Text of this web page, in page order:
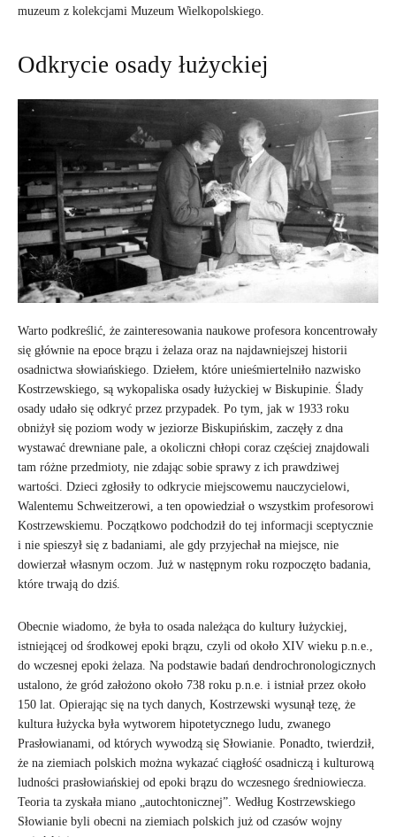
muzeum z kolekcjami Muzeum Wielkopolskiego.
Odkrycie osady łużyckiej
Warto podkreślić, że zainteresowania naukowe profesora koncentrowały
się głównie na epoce brązu i żelaza oraz na najdawniejszej historii
osadnictwa słowiańskiego. Dziełem, które unieśmiertelniło nazwisko
Kostrzewskiego, są wykopaliska osady łużyckiej w Biskupinie. Ślady
osady udało się odkryć przez przypadek. Po tym, jak w 1933 roku
obniżył się poziom wody w jeziorze Biskupińskim, zaczęły z dna
wystawać drewniane pale, a okoliczni chłopi coraz częściej znajdowali
tam różne przedmioty, nie zdając sobie sprawy z ich prawdziwej
wartości. Dzieci zgłosiły to odkrycie miejscowemu nauczycielowi,
Walentemu Schweitzerowi, a ten opowiedział o wszystkim profesorowi
Kostrzewskiemu. Początkowo podchodził do tej informacji sceptycznie
i nie spieszył się z badaniami, ale gdy przyjechał na miejsce, nie
dowierzał własnym oczom. Już w następnym roku rozpoczęto badania,
które trwają do dziś.
Obecnie wiadomo, że była to osada należąca do kultury łużyckiej,
istniejącej od środkowej epoki brązu, czyli od około XIV wieku p.n.e.,
do wczesnej epoki żelaza. Na podstawie badań dendrochronologicznych
ustalono, że gród założono około 738 roku p.n.e. i istniał przez około
150 lat. Opierając się na tych danych, Kostrzewski wysunął tezę, że
kultura łużycka była wytworem hipotetycznego ludu, zwanego
Prasłowianami, od których wywodzą się Słowianie. Ponadto, twierdził,
że na ziemiach polskich można wykazać ciągłość osadniczą i kulturową
ludności prasłowiańskiej od epoki brązu do wczesnego średniowiecza.
Teoria ta zyskała miano „autochtonicznej”. Według Kostrzewskiego
Słowianie byli obecni na ziemiach polskich już od czasów wojny